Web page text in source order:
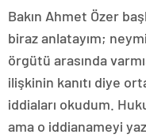
Bakın Ahmet Özer
biraz anlatayım;
örgütü arasında
ilişkinin kanıtı diye
iddiaları okudum.
ama o iddianameyi